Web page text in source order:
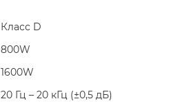
Класс D
800W
1600W
20 Гц – 20 кГц (±0,5 дБ)